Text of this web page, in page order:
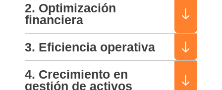
2. Optimización
financiera
3. Eficiencia operativa
4. Crecimiento en
gestión de activos